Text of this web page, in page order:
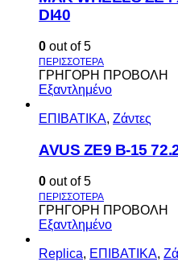
DI40
0 out of 5
ΓΡΗΓΟΡΗ ΠΡΟΒΟΛΗ
Εξαντλημένο
ΕΠΙΒΑΤΙΚΑ, Ζάντες
AVUS ΖΕ9 Β-15
0 out of 5
ΓΡΗΓΟΡΗ ΠΡΟΒΟΛΗ
Εξαντλημένο
Replica, ΕΠΙΒΑΤΙΚΑ,